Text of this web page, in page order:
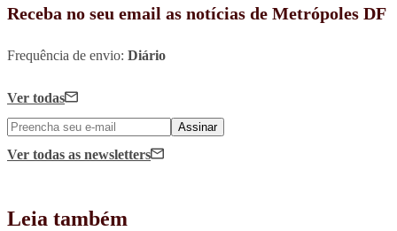
Receba no seu email as notícias de Metrópoles DF
Frequência de envio: Diário
Ver todas
Assinar
Ver todas as newsletters
Leia também